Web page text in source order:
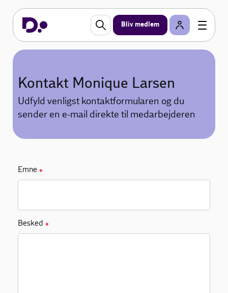
Bliv medlem
Kontakt Monique Larsen
Udfyld venligst kontaktformularen og du
sender en e-mail direkte til medarbejderen
Emne ✱
Besked ✱